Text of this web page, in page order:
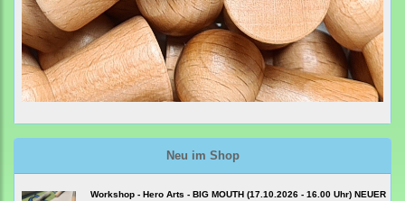
Neu im Shop
Workshop - Hero Arts - BIG MOUTH (17.10.2026 - 16.00 Uhr) NEUER